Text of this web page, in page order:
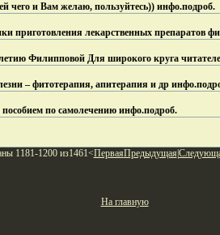
чего и Вам желаю, пользуйтесь)) инфо.подроб.
приготовления лекарственных препаратов
Филипповой Для широкого круга
– фитотерапия, апитерапия и др инфо.
пособием по самолечению инфо.подроб.
1181-1200 из1461<ПерваяПредыдущая
На главную